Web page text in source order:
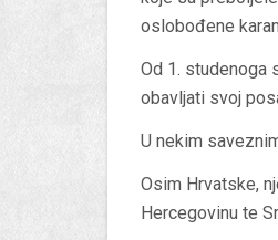
oslobođene
Od 1. studenoga
obavljati svoj
U nekim
Osim Hrvatske,
Hercegovinu te